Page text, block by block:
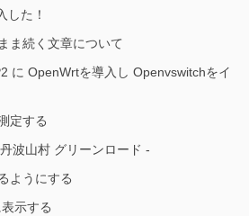
した！
ま続く文章について
に OpenWrtを導入し Openvswitchをイ
定する
波山村 グリーンロード -
ようにする
示する